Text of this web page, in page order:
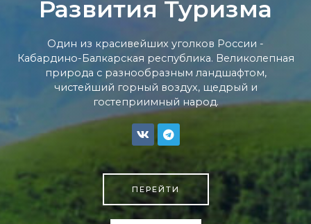
Развития Туризма
Один из красивейших уголков России -
Кабардино-Балкарская республика. Великолепная
природа с разнообразным ландшафтом,
чистейший горный воздух, щедрый и
гостеприимный народ.
ПЕРЕЙТИ